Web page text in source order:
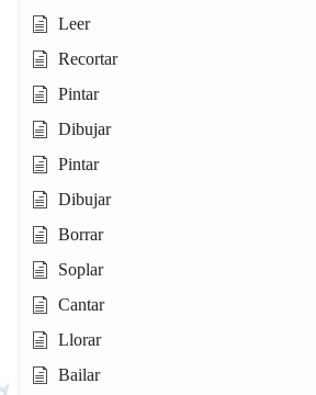
Leer
Recortar
Pintar
Dibujar
Pintar
Dibujar
Borrar
Soplar
Cantar
Llorar
Bailar